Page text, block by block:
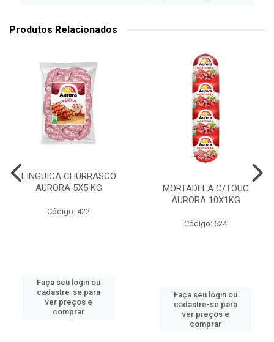
Produtos Relacionados
LINGUICA CHURRASCO
AURORA 5X5 KG
Código: 422
Faça seu login ou
cadastre-se para
ver preços e
comprar
MORTADELA C/TOUC
AURORA 10X1KG
Código: 524
Faça seu login ou
cadastre-se para
ver preços e
comprar